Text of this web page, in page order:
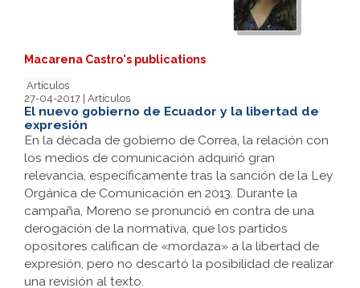
Macarena Castro's publications
Artículos
27-04-2017 | Artículos
El nuevo gobierno de Ecuador y la libertad de
expresión
En la década de gobierno de Correa, la relación con
los medios de comunicación adquirió gran
relevancia, específicamente tras la sanción de la Ley
Orgánica de Comunicación en 2013. Durante la
campaña, Moreno se pronunció en contra de una
derogación de la normativa, que los partidos
opositores califican de «mordaza» a la libertad de
expresión, pero no descartó la posibilidad de realizar
una revisión al texto.